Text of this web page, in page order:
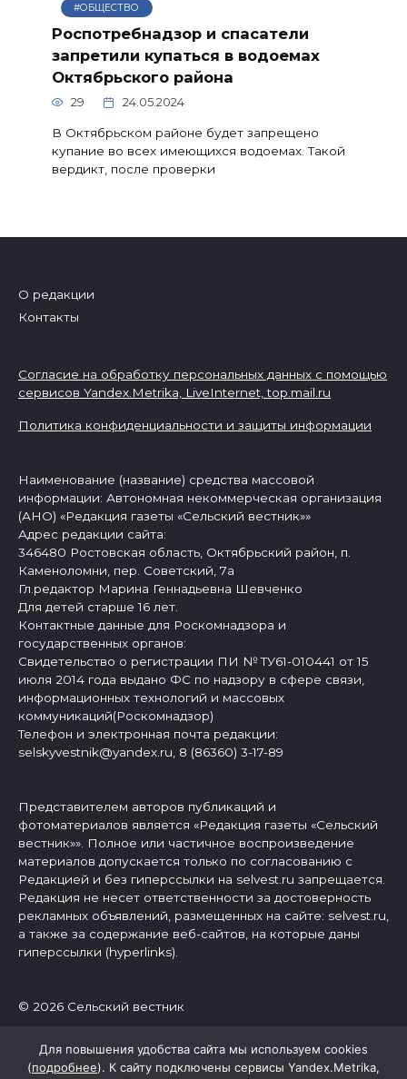
#ОБЩЕСТВО
Роспотребнадзор и спасатели
запретили купаться в водоемах
Октябрьского района
29 24.05.2024
В Октябрьском районе будет запрещено
купание во всех имеющихся водоемах. Такой
вердикт, после проверки
О редакции
Контакты
Согласие на обработку персональных данных с помощью
сервисов Yandex.Metrika, LiveInternet,top.mail.ru
Политика конфиденциальности и защиты информации
Наименование (название) средства массовой
информации: Автономная некоммерческая организация
(АНО) «Редакция газеты «Сельский вестник»»
Адрес редакции сайта:
346480 Ростовская область, Октябрьский район, п.
Каменоломни, пер. Советский, 7а
Гл.редактор Марина Геннадьевна Шевченко
Для детей старше 16 лет.
Контактные данные для Роскомнадзора и
государственных органов:
Свидетельство о регистрации ПИ № ТУ61-010441 от 15
июля 2014 года выдано ФС по надзору в сфере связи,
информационных технологий и массовых
коммуникаций(Роскомнадзор)
Телефон и электронная почта редакции:
selskyvestnik@yandex.ru, 8 (86360) 3-17-89
Представителем авторов публикаций и
фотоматериалов является «Редакция газеты «Сельский
вестник»». Полное или частичное воспроизведение
материалов допускается только по согласованию с
Редакцией и без гиперссылки на selvest.ru запрещается.
Редакция не несет ответственности за достоверность
рекламных объявлений, размещенных на сайте: selvest.ru,
а также за содержание веб-сайтов, на которые даны
гиперссылки (hyperlinks).
© 2026 Сельский вестник
Для повышения удобства сайта мы используем cookies
(подробнее). К сайту подключены сервисы Yandex.Metrika,